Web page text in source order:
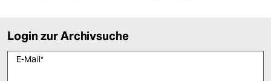
Login zur Archivsuche
E-Mail*